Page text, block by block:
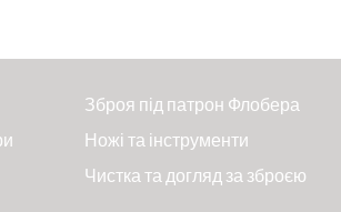
Зброя під патрон Флобера
Ножі та інструменти
Чистка та догляд за зброєю